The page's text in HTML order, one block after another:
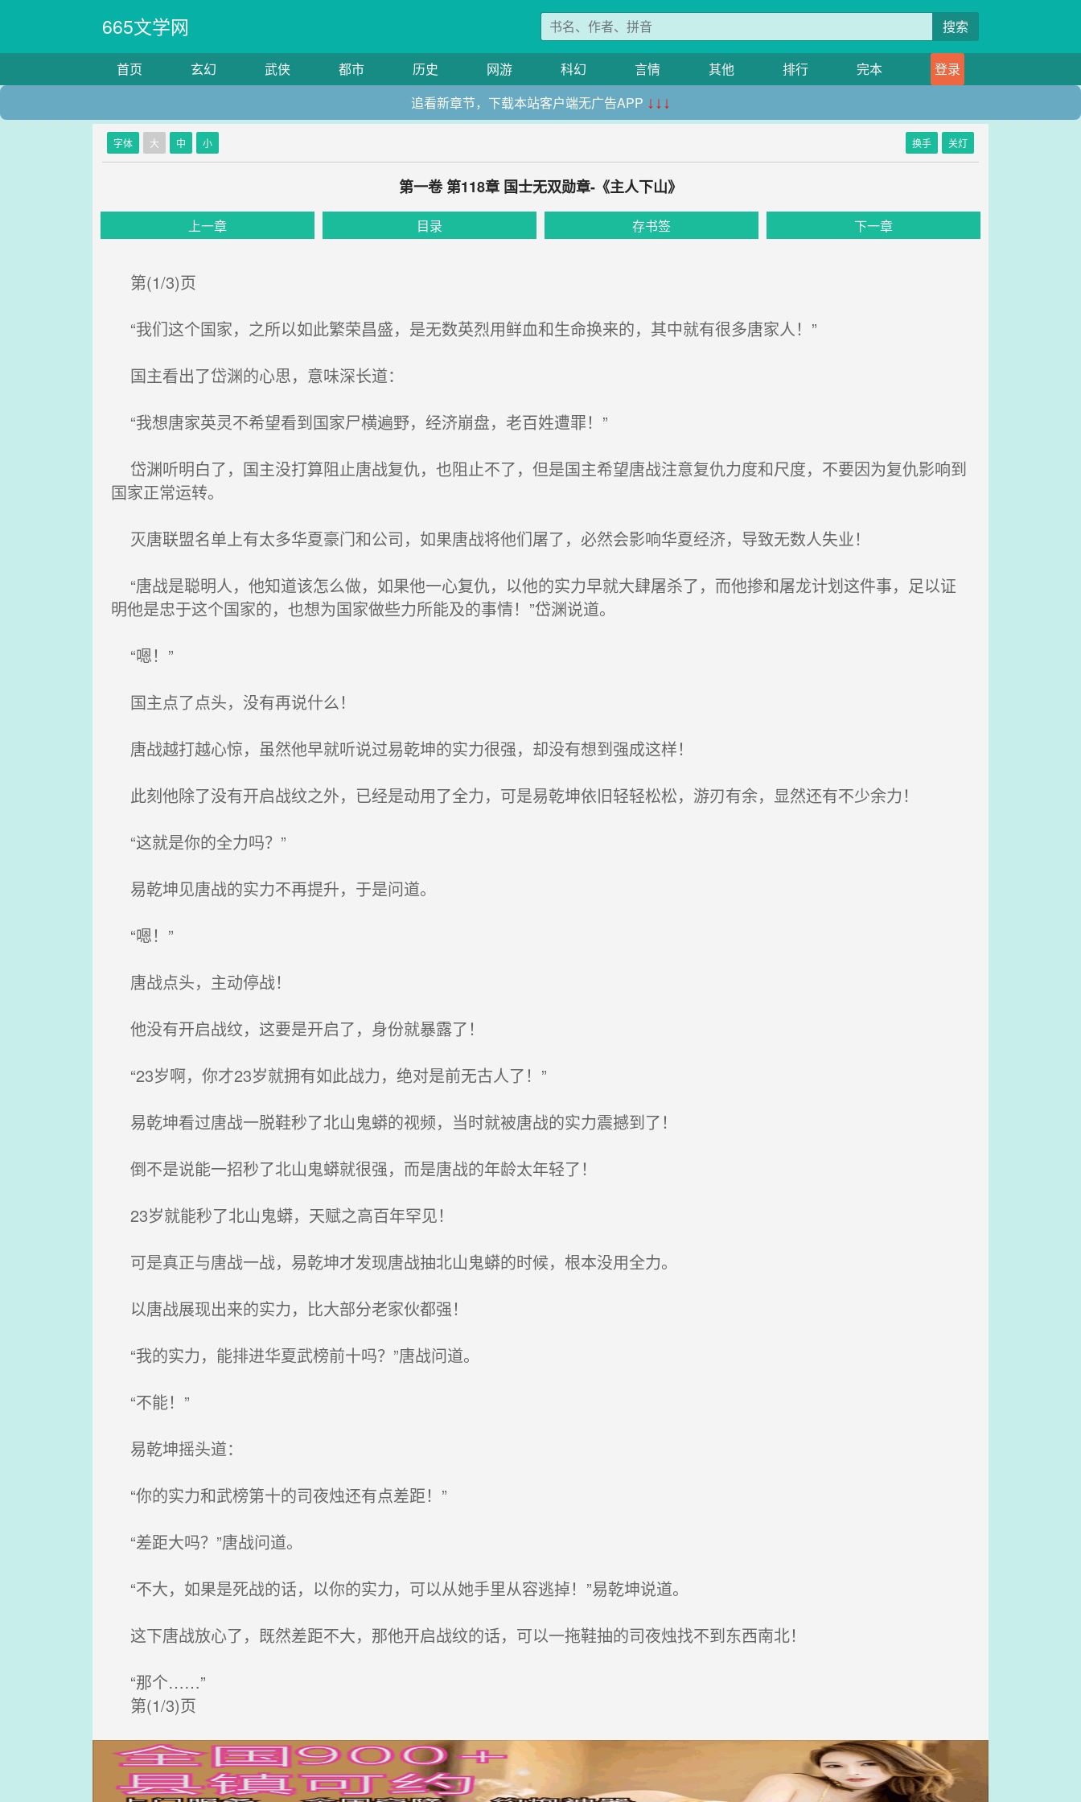
665文学网 搜索
首页 玄幻 武侠 都市 历史 网游 科幻 言情 其他 排行 完本
登录
追看新章节，下载本站客户端无广告APP ↓↓↓
字体 大 中 小 换手 关灯
第一卷 第118章 国士无双勋章-《主人下山》
上一章 目录 存书签 下一章
第(1/3)页
“我们这个国家，之所以如此繁荣昌盛，是无数英烈用鲜血和生命换来的，其中就有很多唐家人！”
国主看出了岱渊的心思，意味深长道：
“我想唐家英灵不希望看到国家尸横遍野，经济崩盘，老百姓遭罪！”
岱渊听明白了，国主没打算阻止唐战复仇，也阻止不了，但是国主希望唐战注意复仇力度和尺度，不要因为复仇影响到
国家正常运转。
灭唐联盟名单上有太多华夏豪门和公司，如果唐战将他们屠了，必然会影响华夏经济，导致无数人失业！
“唐战是聪明人，他知道该怎么做，如果他一心复仇，以他的实力早就大肆屠杀了，而他掺和屠龙计划这件事，足以证
明他是忠于这个国家的，也想为国家做些力所能及的事情！”岱渊说道。
“嗯！”
国主点了点头，没有再说什么！
唐战越打越心惊，虽然他早就听说过易乾坤的实力很强，却没有想到强成这样！
此刻他除了没有开启战纹之外，已经是动用了全力，可是易乾坤依旧轻轻松松，游刃有余，显然还有不少余力！
“这就是你的全力吗？”
易乾坤见唐战的实力不再提升，于是问道。
“嗯！”
唐战点头，主动停战！
他没有开启战纹，这要是开启了，身份就暴露了！
“23岁啊，你才23岁就拥有如此战力，绝对是前无古人了！”
易乾坤看过唐战一脱鞋秒了北山鬼蟒的视频，当时就被唐战的实力震撼到了！
倒不是说能一招秒了北山鬼蟒就很强，而是唐战的年龄太年轻了！
23岁就能秒了北山鬼蟒，天赋之高百年罕见！
可是真正与唐战一战，易乾坤才发现唐战抽北山鬼蟒的时候，根本没用全力。
以唐战展现出来的实力，比大部分老家伙都强！
“我的实力，能排进华夏武榜前十吗？”唐战问道。
“不能！”
易乾坤摇头道：
“你的实力和武榜第十的司夜烛还有点差距！”
“差距大吗？”唐战问道。
“不大，如果是死战的话，以你的实力，可以从她手里从容逃掉！”易乾坤说道。
这下唐战放心了，既然差距不大，那他开启战纹的话，可以一拖鞋抽的司夜烛找不到东西南北！
“那个……”
第(1/3)页